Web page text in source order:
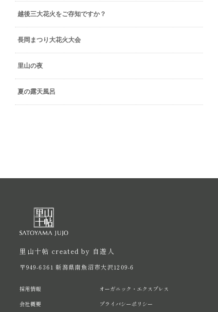
越後三大花火をご存知ですか？
長岡まつり大花火大会
里山の夜
夏の露天風呂
里山十帖 created by 自遊人
〒949-6361 新潟県南魚沼市大沢1209-6
採用情報
会社概要
オーガニック・エクスプレス
プライバシーポリシー